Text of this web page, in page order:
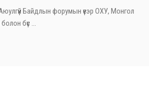
Байдлын форумын үеэр ОХУ, Монгол
бүс ...